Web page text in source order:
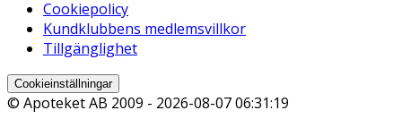
Cookiepolicy
Kundklubbens medlemsvillkor
Tillgänglighet
Cookieinställningar
© Apoteket AB 2009 - 2026-08-07 06:31:19